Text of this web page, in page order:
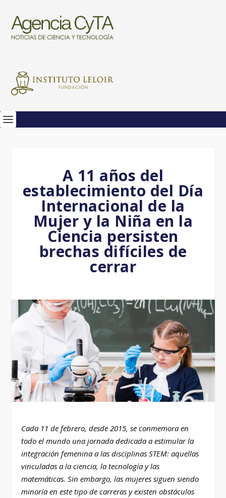
A 11 años del
establecimiento del Día
Internacional de la
Mujer y la Niña en la
Ciencia persisten
brechas difíciles de
cerrar
Cada 11 de febrero, desde 2015, se conmemora en
todo el mundo una jornada dedicada a estimular la
integración femenina a las disciplinas STEM: aquellas
vinculadas a la ciencia, la tecnología y las
matemáticas. Sin embargo, las mujeres siguen siendo
minoría en este tipo de carreras y existen obstáculos